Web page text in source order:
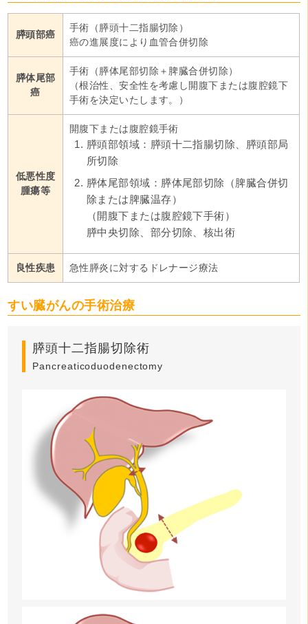
膵頭部癌
手術（膵頭十二指腸切除）
癌の進展度により血管合併切除
膵体尾部
癌
手術（膵体尾部切除＋脾臓合併切除）
（根治性、安全性を考慮し開腹下または腹腔鏡下
手術を決定いたします。）
低悪性度
腫瘍等
開腹下または腹腔鏡手術
膵頭部領域：膵頭十二指腸切除、膵頭部局
所切除
膵体尾部領域：膵体尾部切除（脾臓合併切
除または脾臓温存）
（開腹下または腹腔鏡下手術）
膵中央切除、部分切除、核出術
良性疾患 急性膵炎に対するドレナージ療法
すい臓がんの手術治療
膵頭十二指腸切除術
Pancreaticoduodenectomy